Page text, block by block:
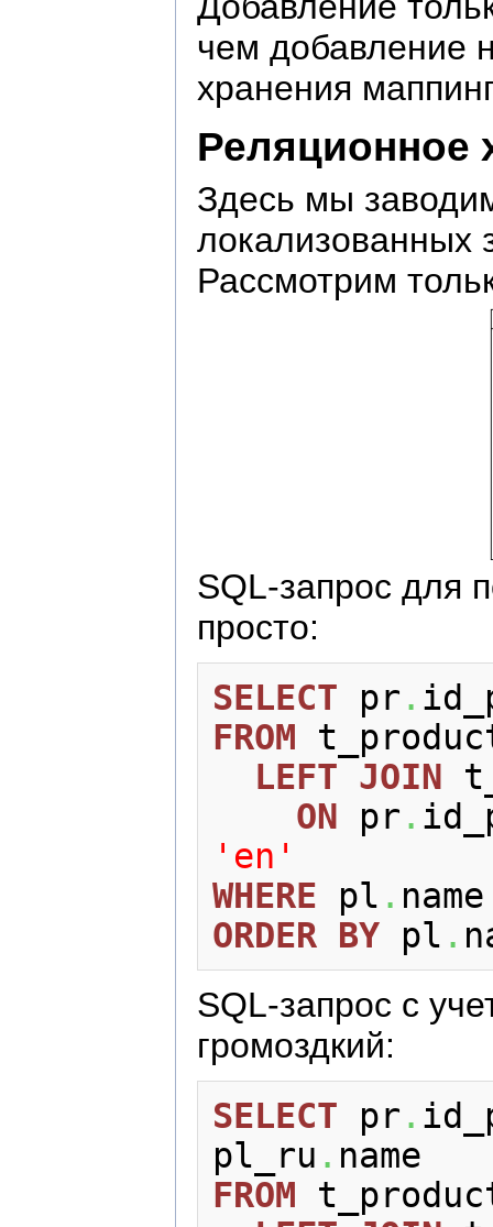
чем добавление
хранения
Реляционное
Здесь мы
локализованных
Рассмотрим
SQL-запроc для
просто:
SELECT pr .
FROM
LEFT JOIN
ON pr .
'en'
WHERE pl .
ORDER BY pl .
SQL-запроc с
громоздкий:
SELECT pr .
pl_ru .
FROM